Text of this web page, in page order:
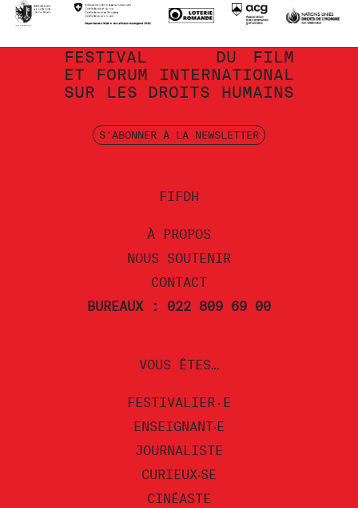
FIFDH
À PROPOS
NOUS SOUTENIR
CONTACT
BUREAUX : 022 809 69 00
FESTIVAL DU
FILM
ET
FORUM
INTERNATIONAL
SUR
LES DROITS HUMAINS
S'ABONNER À LA NEWSLETTER
VOUS ÊTES…
FESTIVALIER·E
ENSEIGNANT‧E
JOURNALISTE
CURIEUX‧SE
CINÉASTE